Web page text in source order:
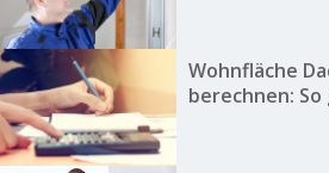
Wohnfläche
berechnen: